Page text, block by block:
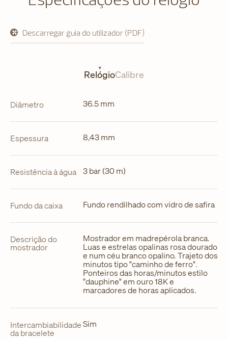
Descarregar guia do utilizador (PDF)
abre
em
RelógioCalibre
Diâmetro 36.5 mm
Espessura 8,43 mm
Resistência à água 3 bar (30 m)
Fundo da caixa Fundo rendilhado com vidro de safira
Descrição do
mostrador
Mostrador em madrepérola branca.
Luas e estrelas opalinas rosa dourado
e num céu branco opalino. Trajeto dos
minutos tipo "caminho de ferro".
Ponteiros das horas/minutos estilo
"dauphine" em ouro 18K e
marcadores de horas aplicados.
Intercambiabilidade
da bracelete
Sim